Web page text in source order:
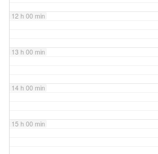
12 h 00 min
13 h 00 min
14 h 00 min
15 h 00 min